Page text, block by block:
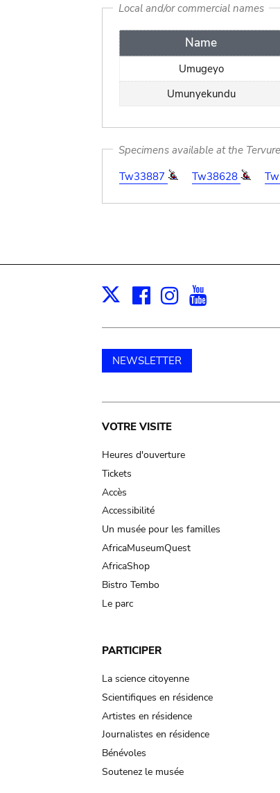
Local and/or commercial names
Name
Umugeyo
Umunyekundu
Specimens available at the
Tw33887
Tw38628
X Facebook
Instagram
NEWSLETTER
Main
navigation
VOTRE VISITE
Heures d'ouverture
Tickets
Accès
Accessibilité
Un musée pour les familles
AfricaMuseumQuest
AfricaShop
Bistro Tembo
Le parc
PARTICIPER
La science citoyenne
Scientifiques en résidence
Artistes en résidence
Journalistes en résidence
Bénévoles
Soutenez le musée